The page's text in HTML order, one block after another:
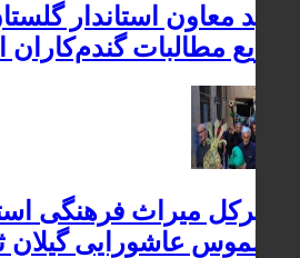
تأکید معاون استاندار
سریع مطالبات گندم‌کاران
ناملموس عاشورایی